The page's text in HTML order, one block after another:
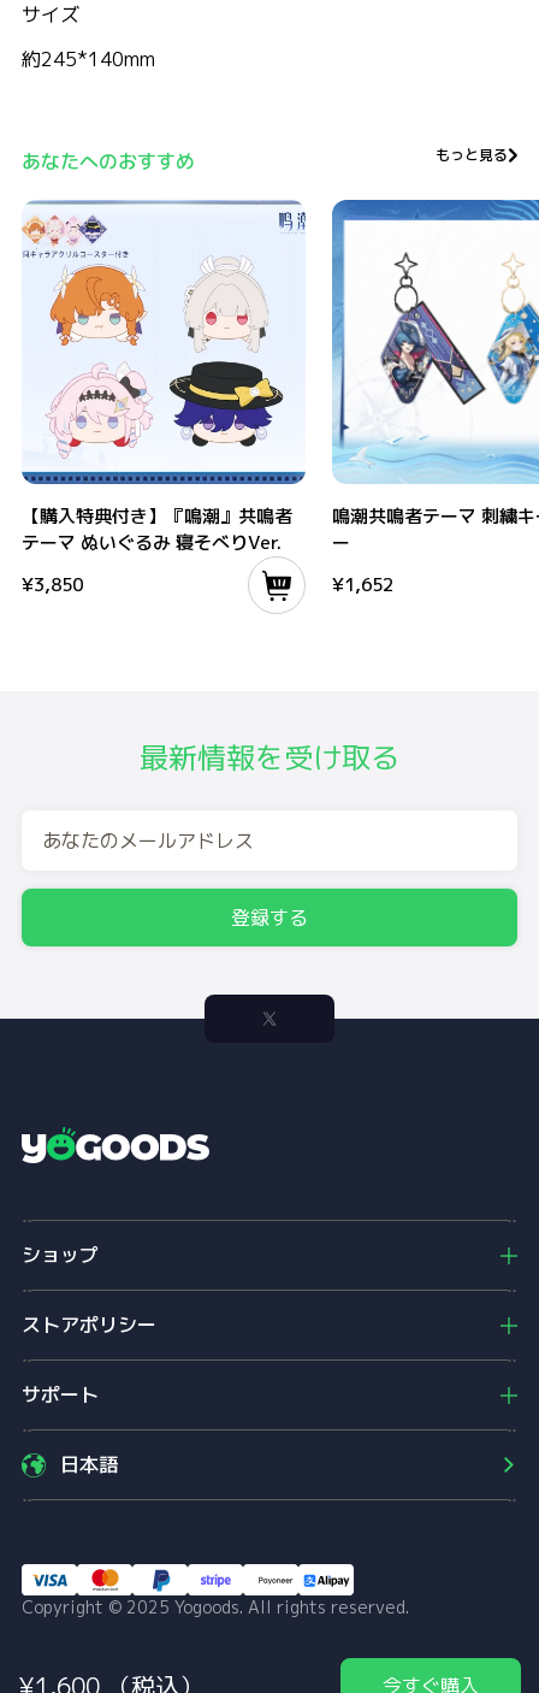
サイズ
約245*140mm
あなたへのおすすめ もっと見る
【購入特典付き】『鳴潮』共鳴者
テーマ ぬいぐるみ 寝そべりVer.
¥3,850
鳴潮共鳴者テーマ 刺繍
ー
¥1,652
¥1,600 （税込） 今すぐ購入
最新情報を受け取る
登録する
g
oショップ
ストアポリシー
サポート
日本語
Copyright © 2025 Yogoods. All rights reserved.